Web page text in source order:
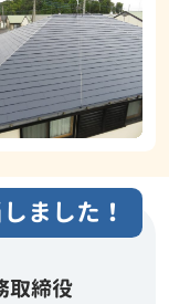
ました！
取締役